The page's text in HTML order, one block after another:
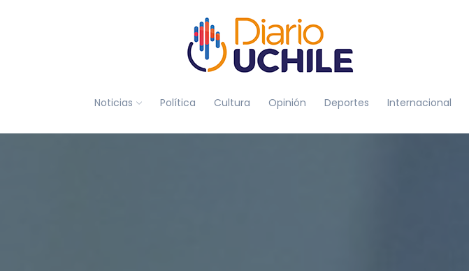
Noticias Política Cultura Opinión Deportes Internacional